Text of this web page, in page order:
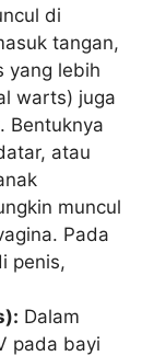
di
tangan,
yang lebih
warts) juga
Bentuknya
atau
muncul
Pada
penis,
Dalam
pada bayi